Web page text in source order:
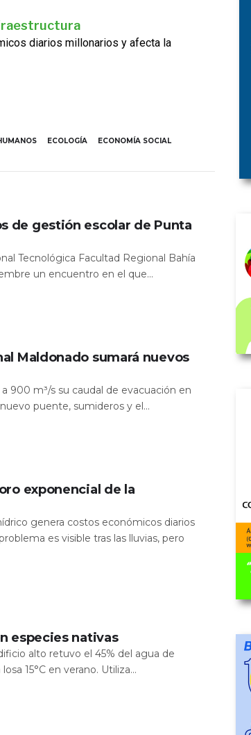
diarios millonarios y afecta la
ECOLOGÍA
ECONOMÍA SOCIAL
de gestión escolar de Punta
Tecnológica Facultad Regional Bahía
un encuentro en el que...
Maldonado sumará nuevos
900 m³/s su caudal de evacuación en
puente, sumideros y el...
exponencial de la
genera costos económicos diarios
es visible tras las lluvias, pero
especies nativas
alto retuvo el 45% del agua de
15°C en verano. Utiliza...